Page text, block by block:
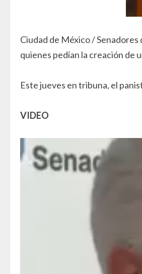
Ciudad de México /
quienes pedían la creación de
Este jueves en tribuna, el
VIDEO